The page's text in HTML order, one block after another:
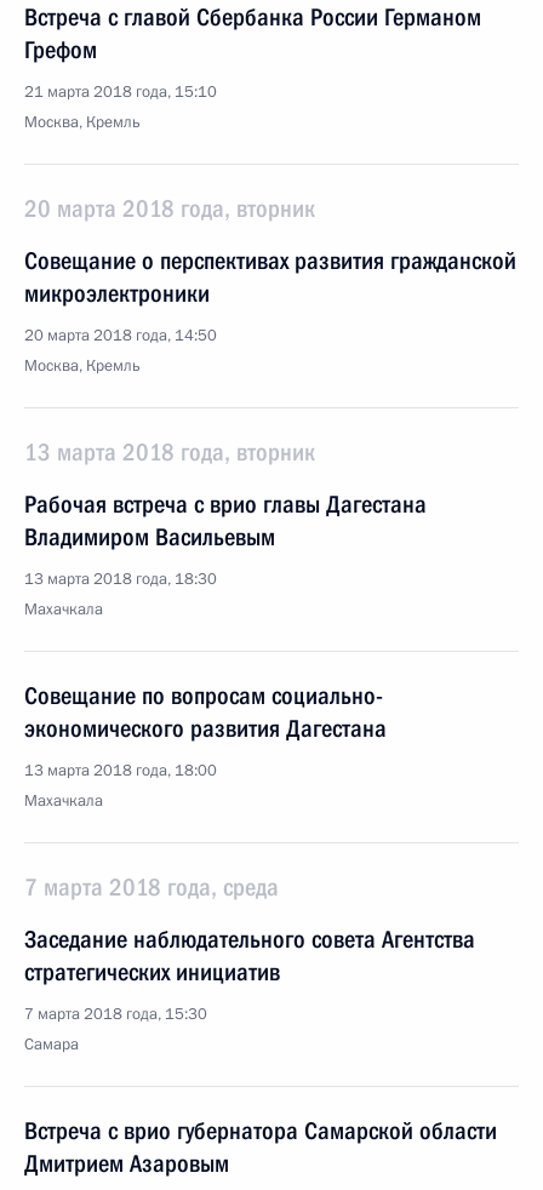
Встреча с главой Сбербанка России Германом
Грефом
21 марта 2018 года, 15:10
Москва, Кремль
20 марта 2018 года, вторник
Совещание о перспективах развития гражданской
микроэлектроники
20 марта 2018 года, 14:50
Москва, Кремль
13 марта 2018 года, вторник
Рабочая встреча с врио главы Дагестана
Владимиром Васильевым
13 марта 2018 года, 18:30
Махачкала
Совещание по вопросам социально-
экономического развития Дагестана
13 марта 2018 года, 18:00
Махачкала
7 марта 2018 года, среда
Заседание наблюдательного совета Агентства
стратегических инициатив
7 марта 2018 года, 15:30
Самара
Встреча с врио губернатора Самарской области
Дмитрием Азаровым